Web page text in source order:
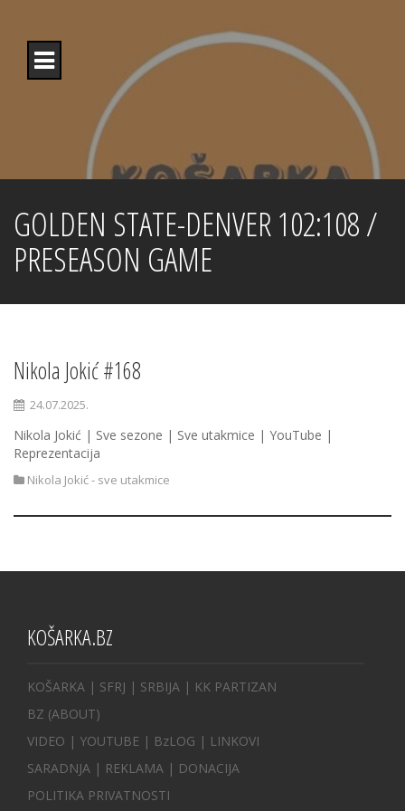
content
GOLDEN STATE-DENVER 102:108 /
PRESEASON GAME
Nikola Jokić #168
24.07.2025.
Nikola Jokić | Sve sezone | Sve utakmice | YouTube |
Reprezentacija
Nikola Jokić - sve utakmice
KOŠARKA.BZ
KOŠARKA | SFRJ | SRBIJA | KK PARTIZAN
BZ (ABOUT)
VIDEO | YOUTUBE | BzLOG | LINKOVI
SARADNJA | REKLAMA | DONACIJA
POLITIKA PRIVATNOSTI